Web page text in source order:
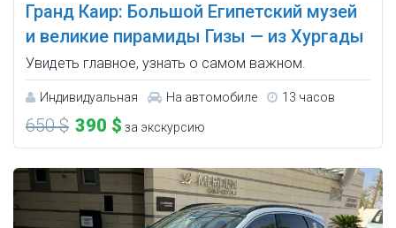
Гранд Каир: Большой Египетский музей
и великие пирамиды Гизы — из Хургады
Увидеть главное, узнать о самом важном.
Индивидуальная На автомобиле 13 часов
650 $ 390 $ за экскурсию